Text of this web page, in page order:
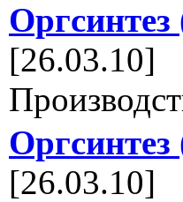
[26.03.10]
[26.03.10]